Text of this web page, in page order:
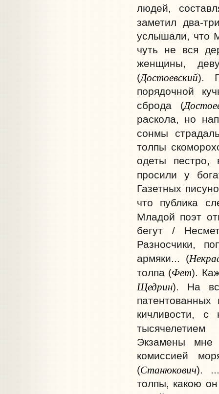
людей,
заметил два-
услышали, что
чуть не вся
женщины,
(Достоевский).
порядочной
сброда (
раскола, но
сонмы
толпы
одеты
просили у
Газетных
что публика
Младой поэт
бегут /
Разносчики,
армяки... (
толпа (Фет).
Щедрин). На
кичливости, с
Экзамены мне
комиссией
(Станюкович). ...
толпы, какою